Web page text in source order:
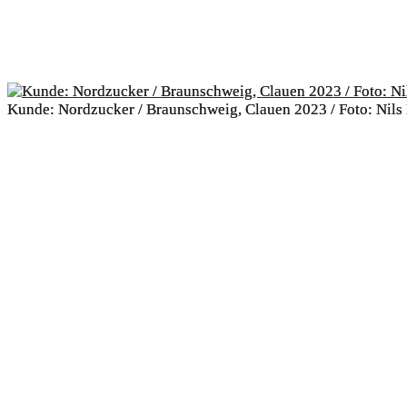
Kunde: Nordzucker / Braunschweig, Clauen 2023 / Foto:
Kunde: Nordzucker / Braunschweig, Clauen 2023 / Foto: